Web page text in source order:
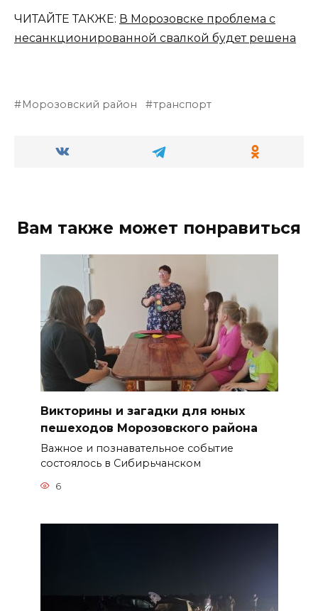
ЧИТАЙТЕ ТАКЖЕ: В Морозовске проблема с
несанкционированной свалкой будет решена
Морозовский район транспорт
Вам также может понравиться
Викторины и загадки для юных
пешеходов Морозовского района
Важное и познавательное событие
состоялось в Сибирьчанском
6